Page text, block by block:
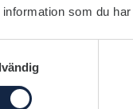
information som du